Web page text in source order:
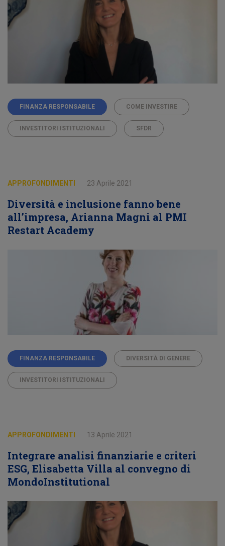
FINANZA RESPONSABILE COME INVESTIRE
INVESTITORI ISTITUZIONALI SFDR
APPROFONDIMENTI 23 Aprile 2021
Diversità e inclusione fanno bene
all’impresa, Arianna Magni al PMI
Restart Academy
FINANZA RESPONSABILE DIVERSITÀ DI GENERE
INVESTITORI ISTITUZIONALI
APPROFONDIMENTI 13 Aprile 2021
Integrare analisi finanziarie e criteri
ESG, Elisabetta Villa al convegno di
MondoInstitutional